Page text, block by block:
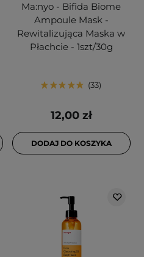
Ma:nyo - Bifida Biome
Ampoule Mask -
Rewitalizująca Maska w
Płachcie - 1szt/30g
33
12,00 zł
DODAJ DO KOSZYKA